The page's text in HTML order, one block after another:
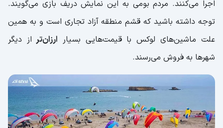
اجرا می‌کنند. مردم بومی به این نمایش دریف بازی می‌گویند.
توجه داشته باشید که قشم منطقه آزاد تجاری است و به همین
علت ماشین‌های لوکس با قیمت‌هایی بسیار ارزان‌تر از دیگر
شهرها به فروش می‌رسند.